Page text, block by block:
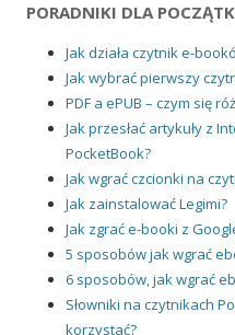
PORADNIKI DLA
Jak działa czytnik e-
Jak wybrać pierwszy
PDF a ePUB – czym się
Jak przesłać artykuły z
PocketBook?
Jak wgrać czcionki na
Jak zainstalować Legimi?
Jak zgrać e-booki z
5 sposobów jak wgrać
6 sposobów, jak wgrać
Słowniki na czytnikach
korzystać?